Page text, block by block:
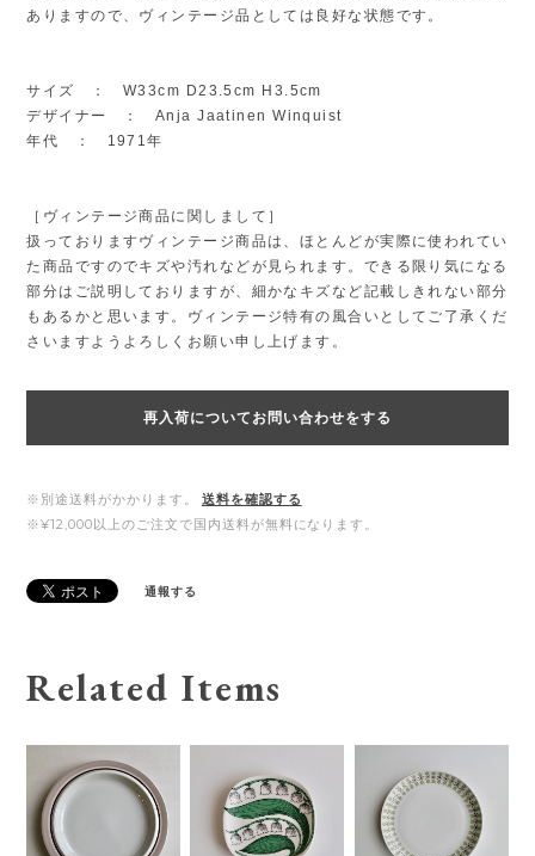
ありますので、ヴィンテージ品としては良好な状態です。
サイズ ： W33cm D23.5cm H3.5cm
デザイナー ： Anja Jaatinen Winquist
年代 ： 1971年
［ヴィンテージ商品に関しまして］
扱っておりますヴィンテージ商品は、ほとんどが実際に使われてい
た商品ですのでキズや汚れなどが見られます。できる限り気になる
部分はご説明しておりますが、細かなキズなど記載しきれない部分
もあるかと思います。ヴィンテージ特有の風合いとしてご了承くだ
さいますようよろしくお願い申し上げます。
再入荷についてお問い合わせをする
※別途送料がかかります。
送料を確認する
※¥12,000以上のご注文で国内送料が無料になります。
通報する
Related Items